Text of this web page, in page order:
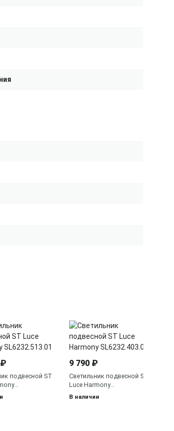
подвесной ST
9 790 ₽
Светильник подвесной ST
Luce Harmony
SL6232.403.01
В наличии